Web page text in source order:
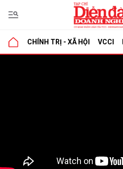
CHÍNH TRỊ - XÃ HỘI VCCI